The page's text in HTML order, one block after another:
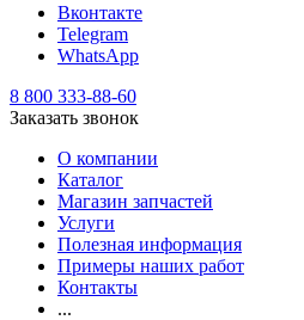
Вконтакте
Telegram
WhatsApp
8 800 333-88-60
Заказать звонок
О компании
Каталог
Магазин запчастей
Услуги
Полезная информация
Примеры наших работ
Контакты
...